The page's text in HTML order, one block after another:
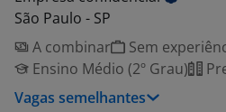
São Paulo - SP
A combinar
Sem
Ensino Médio (2º Grau)
Vagas semelhantes